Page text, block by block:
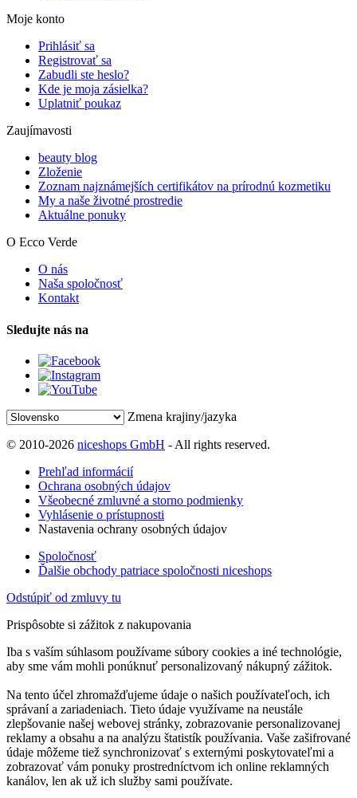
Moje konto
Prihlásiť sa
Registrovať sa
Zabudli ste heslo?
Kde je moja zásielka?
Uplatniť poukaz
Zaujímavosti
beauty blog
Zloženie
Zoznam najznámejších certifikátov na prírodnú kozmetiku
My a naše životné prostredie
Aktuálne ponuky
O Ecco Verde
O nás
Naša spoločnosť
Kontakt
Sledujte nás na
Zmena krajiny/jazyka
© 2010-2026 niceshops GmbH - All rights reserved.
Prehľad informácií
Ochrana osobných údajov
Všeobecné zmluvné a storno podmienky
Vyhlásenie o prístupnosti
Nastavenia ochrany osobných údajov
Spoločnosť
Ďalšie obchody patriace spoločnosti niceshops
Odstúpiť od zmluvy tu
Prispôsobte si zážitok z nakupovania
Iba s vaším súhlasom používame súbory cookies a iné technológie,
aby sme vám mohli ponúknuť personalizovaný nákupný zážitok.
Na tento účel zhromažďujeme údaje o našich používateľoch, ich
správaní a zariadeniach. Tieto údaje využívame na neustále
zlepšovanie našej webovej stránky, zobrazovanie personalizovanej
reklamy a obsahu a na analýzu štatistík používania. Vaše zašifrované
údaje môžeme tiež synchronizovať s externými poskytovateľmi a
zobrazovať vám ponuky prostredníctvom ich online reklamných
kanálov, len ak už ich služby sami používate.